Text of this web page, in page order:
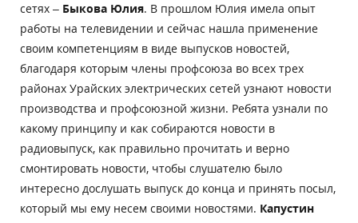
сетях – Быкова Юлия. В прошлом Юлия имела опыт
работы на телевидении и сейчас нашла применение
своим компетенциям в виде выпусков новостей,
благодаря которым члены профсоюза во всех трех
районах Урайских электрических сетей узнают новости
производства и профсоюзной жизни. Ребята узнали по
какому принципу и как собираются новости в
радиовыпуск, как правильно прочитать и верно
смонтировать новости, чтобы слушателю было
интересно дослушать выпуск до конца и принять посыл,
который мы ему несем своими новостями. Капустин